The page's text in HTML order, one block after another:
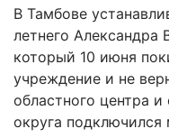
В Тамбове
летнего Александра
который 10 июня
учреждение и не
областного центра
округа